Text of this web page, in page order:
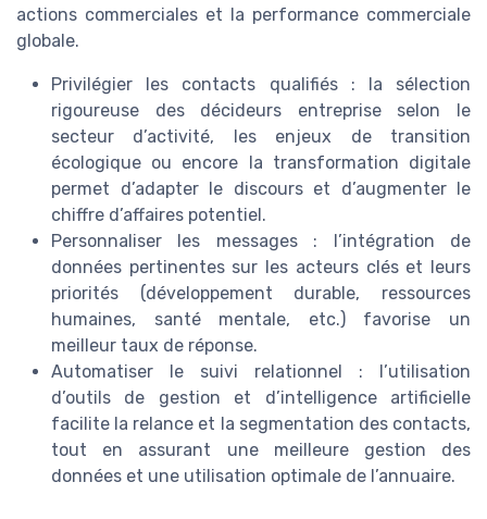
actions commerciales et la performance commerciale
globale.
Privilégier les contacts qualifiés : la sélection
rigoureuse des décideurs entreprise selon le
secteur d’activité, les enjeux de transition
écologique ou encore la transformation digitale
permet d’adapter le discours et d’augmenter le
chiffre d’affaires potentiel.
Personnaliser les messages : l’intégration de
données pertinentes sur les acteurs clés et leurs
priorités (développement durable, ressources
humaines, santé mentale, etc.) favorise un
meilleur taux de réponse.
Automatiser le suivi relationnel : l’utilisation
d’outils de gestion et d’intelligence artificielle
facilite la relance et la segmentation des contacts,
tout en assurant une meilleure gestion des
données et une utilisation optimale de l’annuaire.